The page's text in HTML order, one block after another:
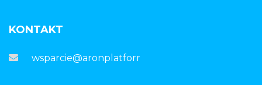
KONTAKT
wsparcie@aronplatforma.pl